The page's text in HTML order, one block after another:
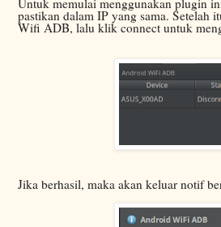
pastikan dalam IP yang sama. Setelah
Wifi ADB, lalu klik connect untuk
Jika berhasil, maka akan keluar notif